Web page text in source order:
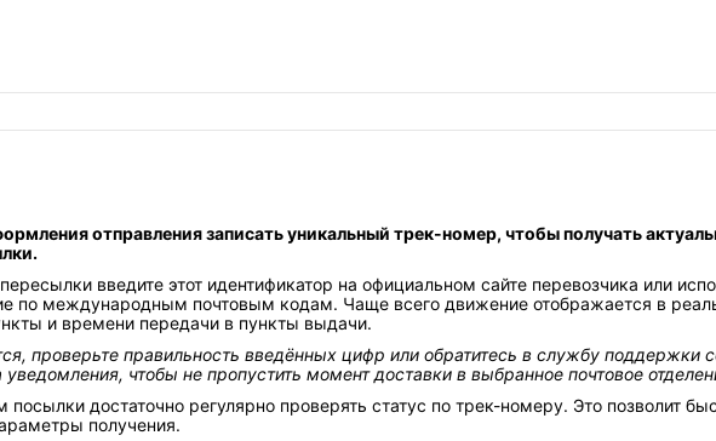
отправления записать уникальный трек-номер, чтобы получать
введите этот идентификатор на официальном сайте перевозчика или
по международным почтовым кодам. Чаще всего движение отображается в
и времени передачи в пункты выдачи.
проверьте правильность введённых цифр или обратитесь в службу поддержки
чтобы не пропустить момент доставки в выбранное почтовое
достаточно регулярно проверять статус по трек-номеру. Это позволит
получения.